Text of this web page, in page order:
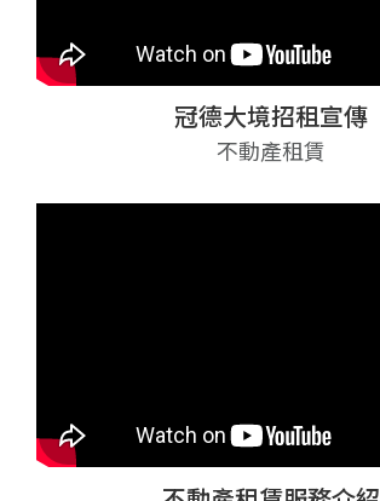
冠德大境招租宣傳
不動產租賃